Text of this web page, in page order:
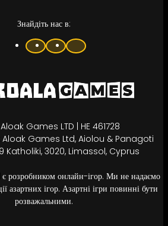
Знайдіть нас в:
Games LTD | HE 461728
Aloak Games Ltd, Aiolou & Panagoti
Katholiki, 3020, Limassol, Cyprus
онлайн-ігор. Ми не надаємо
азартних ігор. Азартні ігри повинні бути
розважальними.